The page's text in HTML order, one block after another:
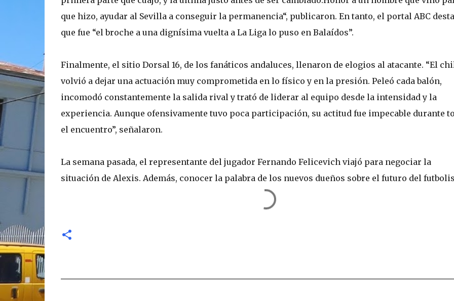
que hizo, ayudar al Sevilla a conseguir la permanencia“, publicaron. En tanto, el portal ABC
que fue “el broche a una dignísima vuelta a La Liga lo puso en Balaídos”.
Finalmente, el sitio Dorsal 16, de los fanáticos andaluces, llenaron de elogios al atacante. “El
volvió a dejar una actuación muy comprometida en lo físico y en la presión. Peleó cada balón,
incomodó constantemente la salida rival y trató de liderar al equipo desde la intensidad y la
experiencia. Aunque ofensivamente tuvo poca participación, su actitud fue impecable durante
el encuentro”, señalaron.
La semana pasada, el representante del jugador Fernando Felicevich viajó para negociar la
situación de Alexis. Además, conocer la palabra de los nuevos dueños sobre el futuro del